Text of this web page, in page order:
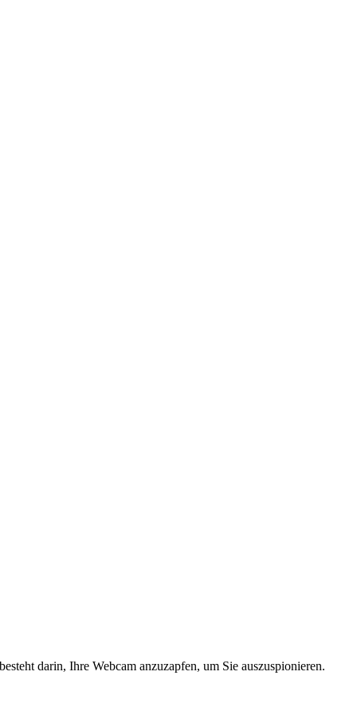
darin, Ihre Webcam anzuzapfen, um Sie auszuspionieren.